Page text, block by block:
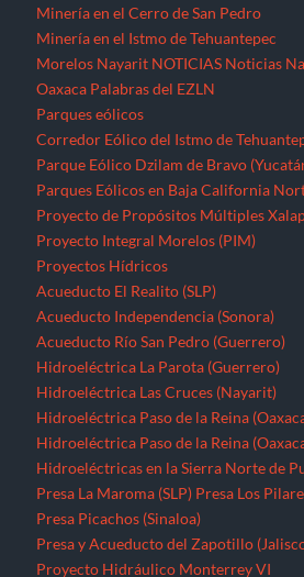
Acueducto El Realito (SLP)
Acueducto Independencia (Sonora)
Acueducto Río San Pedro (Guerrero)
Hidroeléctrica La Parota (Guerrero)
Hidroeléctrica Las Cruces (Nayarit)
Hidroeléctrica Paso de la Reina
Hidroeléctrica Paso de la Reina
Hidroeléctricas en la Sierra Norte de
Presa La Maroma (SLP) Presa Los
Presa Picachos (Sinaloa)
Presa y Acueducto del Zapotillo (Jalisco)
Proyecto Hidráulico Monterrey VI
Proyecto Hídrico el Naranjal (Veracruz)
Puebla QuerétaroQuintana Roo
Recursos forestales
Extracción de maderas preciosas en
San Luis Potosí
Seminario “El pensamiento crítico
capitalista”
Sinaloa SonoraTabasco Tamaulipas
VeracruzViolencia contra periodistas
Zonas de Desarrollo Económico y
México